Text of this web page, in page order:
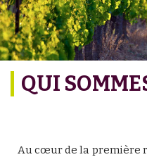
QUI
Au cœur de la première